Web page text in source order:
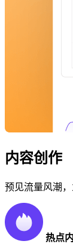
内容创作
预见流量风潮
热点